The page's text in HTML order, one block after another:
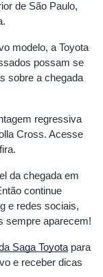
de São Paulo,
modelo, a Toyota
possam se
sobre a chegada
regressiva
Cross. Acesse
da chegada em
continue
e redes sociais,
sempre aparecem!
Saga Toyota para
e receber dicas